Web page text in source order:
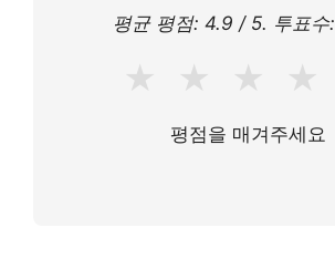
평균 평점: 4.9 / 5. 투표수:
★ ★ ★ ★
평점을 매겨주세요